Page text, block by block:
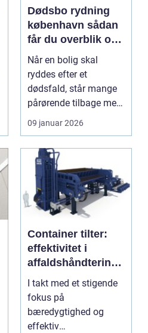
Dødsbo rydning
københavn sådan
får du overblik og
professionel hjælp
Når en bolig skal
ryddes efter et
dødsfald, står mange
pårørende tilbage med
en stor praktisk
opgave...
09 januar 2026
Container tilter:
effektivitet i
affaldshåndtering
og
ressourcegenanve
ndelse
I takt med et stigende
fokus på
bæredygtighed og
effektiv